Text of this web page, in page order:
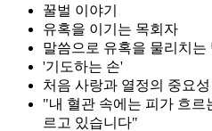
꿀벌 이야기
유혹을 이기는 목회자
말씀으로 유혹을 물리치는
'기도하는 손'
처음 사랑과 열정의 중요성
"내 혈관 속에는 피가 흐르
르고 있습니다"